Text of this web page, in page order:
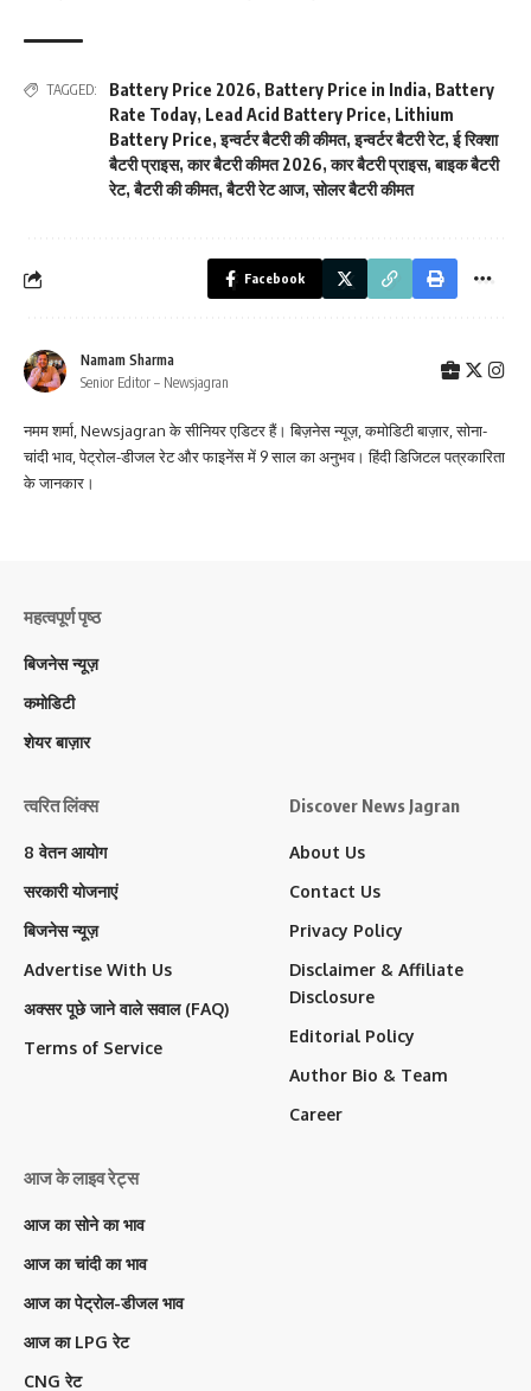
TAGGED: Battery Price 2026, Battery Price in India, Battery
Rate Today, Lead Acid Battery Price, Lithium
Battery Price,इन्वर्टर बैटरी की कीमत,इन्वर्टर बैटरी रेट,ई रिक्शा
बैटरी प्राइस,कार बैटरी कीमत 2026,कार बैटरी प्राइस,बाइक बैटरी
रेट,बैटरी की कीमत,बैटरी रेट आज,सोलर बैटरी कीमत
Facebook
Namam Sharma
Senior Editor – Newsjagran
नमम शर्मा, Newsjagran के सीनियर एडिटर हैं। बिज़नेस न्यूज़, कमोडिटी बाज़ार, सोना-
चांदी भाव, पेट्रोल-डीजल रेट और फाइनेंस में 9 साल का अनुभव। हिंदी डिजिटल पत्रकारिता
के जानकार।
महत्वपूर्ण पृष्ठ
बिजनेस न्यूज़
कमोडिटी
शेयर बाज़ार
त्वरित लिंक्स
8 वेतन आयोग
सरकारी योजनाएं
बिजनेस न्यूज़
Advertise With Us
अक्सर पूछे जाने वाले सवाल (FAQ)
Terms of Service
Discover News Jagran
About Us
Contact Us
Privacy Policy
Disclaimer & Affiliate
Disclosure
Editorial Policy
Author Bio & Team
Career
आज के लाइव रेट्स
आज का सोने का भाव
आज का चांदी का भाव
आज का पेट्रोल-डीजल भाव
आज का LPG रेट
CNG रेट